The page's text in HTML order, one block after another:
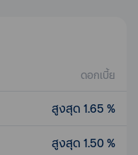
ดอกเบี้ย
สูงสุด 1.65 %
สูงสุด 1.50 %